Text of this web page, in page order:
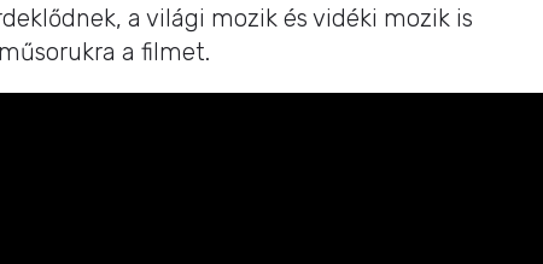
a világi mozik és vidéki mozik is
a filmet.